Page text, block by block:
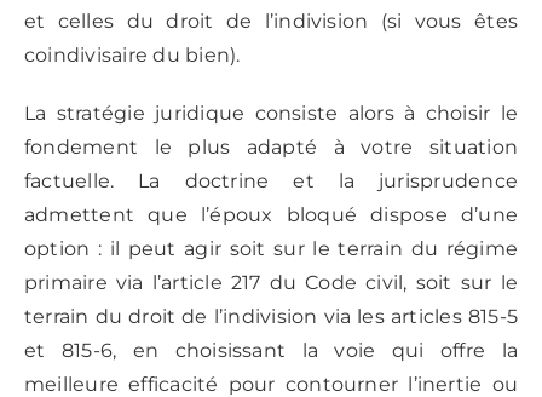
et celles du droit de l’indivision (si vous êtes
coindivisaire du bien).
La stratégie juridique consiste alors à choisir le
fondement le plus adapté à votre situation
factuelle. La doctrine et la jurisprudence
admettent que l’époux bloqué dispose d’une
option : il peut agir soit sur le terrain du régime
primaire via l’article 217 du Code civil, soit sur le
terrain du droit de l’indivision via les articles 815-5
et 815-6, en choisissant la voie qui offre la
meilleure efficacité pour contourner l’inertie ou